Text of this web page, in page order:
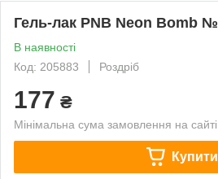
Гель-лак PNB Neon Bomb
В наявності
Код: 205883
Роздріб
177 ₴
Мінімальна сума замовлення на
Купити